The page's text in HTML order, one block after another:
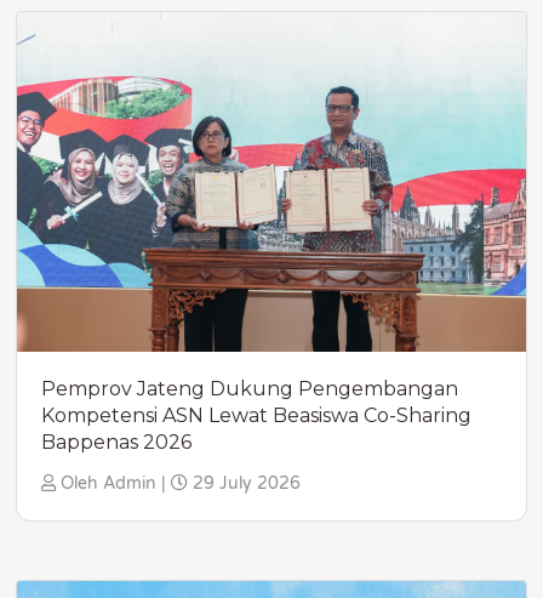
Pemprov Jateng Dukung Pengembangan
Kompetensi ASN Lewat Beasiswa Co-Sharing
Bappenas 2026
Oleh Admin | 29 July 2026